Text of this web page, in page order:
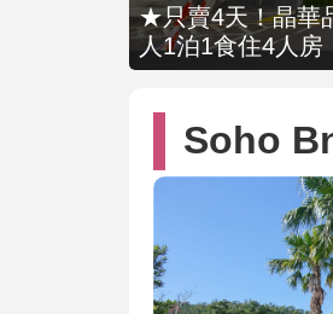
★只賣4天！晶華
人1泊1食住4人房
Soho